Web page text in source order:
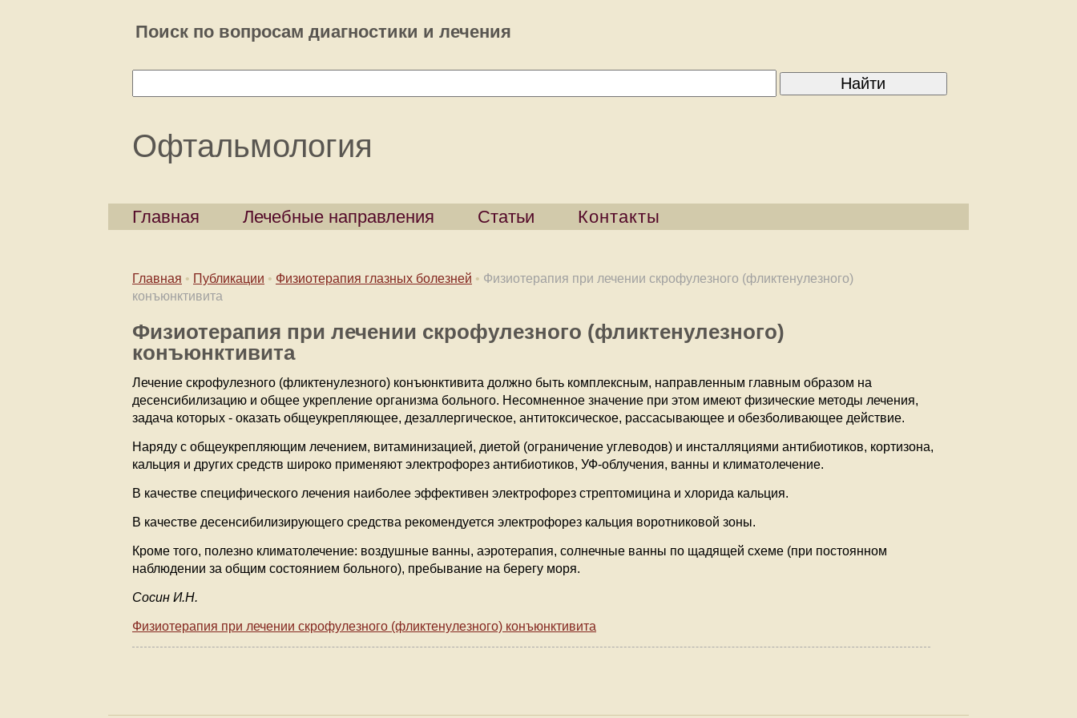
Поиск по вопросам диагностики и лечения
Офтальмология
Главная Лечебные направления Статьи Контакты
Главная • Публикации • Физиотерапия глазных болезней • Физиотерапия при лечении скрофулезного (фликтенулезного)
конъюнктивита
Физиотерапия при лечении скрофулезного (фликтенулезного)
конъюнктивита
Лечение скрофулезного (фликтенулезного) конъюнктивита должно быть комплексным, направленным главным образом на
десенсибилизацию и общее укрепление организма больного. Несомненное значение при этом имеют физические методы лечения,
задача которых - оказать общеукрепляющее, дезаллергическое, антитоксическое, рассасывающее и обезболивающее действие.
Наряду с общеукрепляющим лечением, витаминизацией, диетой (ограничение углеводов) и инсталляциями антибиотиков, кортизона,
кальция и других средств широко применяют электрофорез антибиотиков, УФ-облучения, ванны и климатолечение.
В качестве специфического лечения наиболее эффективен электрофорез стрептомицина и хлорида кальция.
В качестве десенсибилизирующего средства рекомендуется электрофорез кальция воротниковой зоны.
Кроме того, полезно климатолечение: воздушные ванны, аэротерапия, солнечные ванны по щадящей схеме (при постоянном
наблюдении за общим состоянием больного), пребывание на берегу моря.
Cocин И.H.
Физиотерапия при лечении скрофулезного (фликтенулезного) конъюнктивита